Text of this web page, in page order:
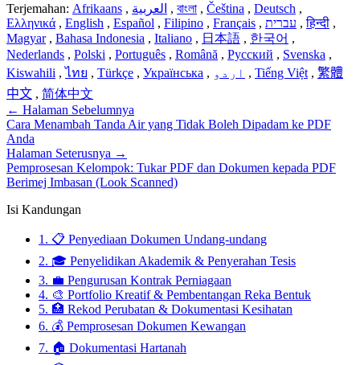
Terjemahan: Afrikaans , العربية , বাংলা , Čeština , Deutsch ,
Ελληνικά , English , Español , Filipino , Français , עברית ,हिन्दी ,
Magyar , Bahasa Indonesia , Italiano , 日本語 , 한국어 ,
Nederlands , Polski , Português , Română , Русский , Svenska ,
Kiswahili ,ไทย , Türkçe , Українська , اردو , Tiếng Việt , 繁體
中文 , 简体中文
← Halaman Sebelumnya
Cara Menambah Tanda Air yang Tidak Boleh Dipadam ke PDF
Anda
Halaman Seterusnya →
Pemprosesan Kelompok: Tukar PDF dan Dokumen kepada PDF
Berimej Imbasan (Look Scanned)
Isi Kandungan
1. 📋 Penyediaan Dokumen Undang-undang
2. 🎓 Penyelidikan Akademik & Penyerahan Tesis
3. 💼 Pengurusan Kontrak Perniagaan
4. 🎨 Portfolio Kreatif & Pembentangan Reka Bentuk
5. 🏥 Rekod Perubatan & Dokumentasi Kesihatan
6. 💰 Pemprosesan Dokumen Kewangan
7. 🏠 Dokumentasi Hartanah